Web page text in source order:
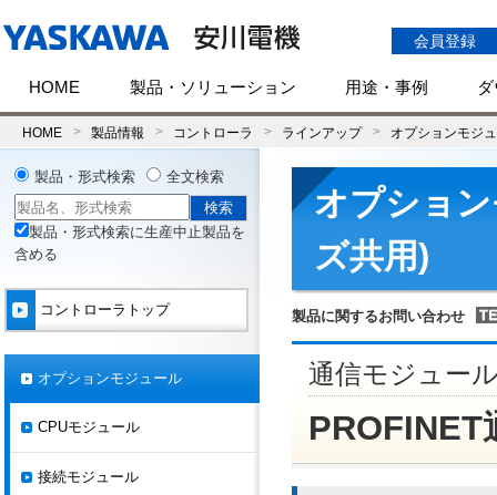
会員登録
HOME 製品・ソリューション 用途・事例
HOME 製品情報 コントローラ ラインアップ オプションモジ
オプショ
ズ共用)
製品に関するお問い合わせ
通信モジュー
PROFINET
製品・形式検索 全文検索
製品・形式検索に生産中止製品を
含める
コントローラトップ
オプションモジュール
CPUモジュール
接続モジュール